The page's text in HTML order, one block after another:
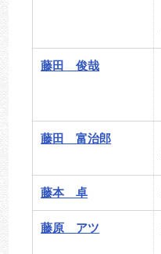
藤田 俊哉
藤田 富治郎
藤本 卓
藤原 アツ